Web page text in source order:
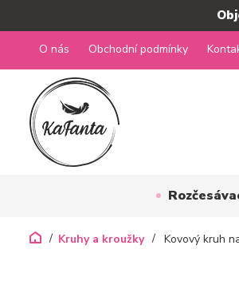
O nás Obchodní podmínky
Kruhy a kroužky Kovový kruh